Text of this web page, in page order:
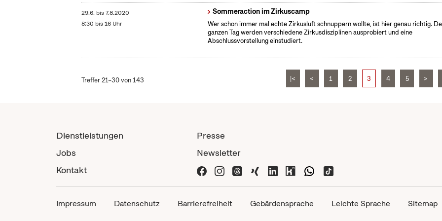
29.6. bis7.8.2020
8:30 bis 16 Uhr
Sommeraction im Zirkuscamp
Wer schon immer mal echte Zirkusluft schnuppern wollte, ist hier genau richtig.
ganzen Tag werden verschiedene Zirkusdisziplinen ausprobiert und eine
Abschlussvorstellung einstudiert.
Treffer 21–30 von 143 |< < 1 2 3 4 5 >
Dienstleistungen
Jobs
Kontakt
Presse
Newsletter
Impressum Datenschutz Barrierefreiheit Gebärdensprache Leichte Sprache Sitemap